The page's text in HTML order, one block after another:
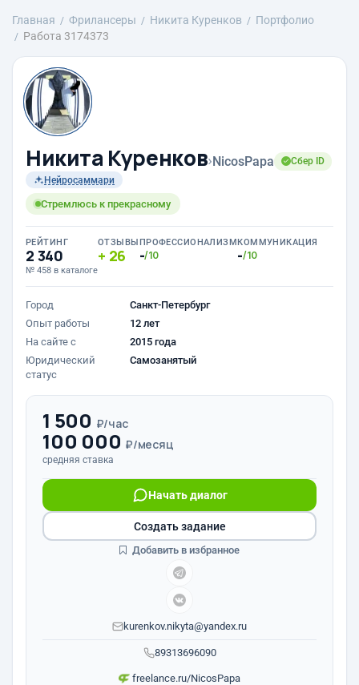
Главная Фрилансеры Никита Куренков
Портфолио
Работа 3174373
Никита Куренков›NicosPapa
Сбер ID
Нейросаммари
Стремлюсь к прекрасному
РЕЙТИНГ
2 340
№ 458 в каталоге
ОТЗЫВЫ
26
ПРОФЕССИОНАЛИЗМ
-/10
КОММУНИКАЦИЯ
-/10
Город
Санкт-Петербург
Опыт работы
12 лет
На сайте с
2015 года
Юридический
статус
Самозанятый
1 500 ₽/час
100 000 ₽/месяц
средняя ставка
89313696090
Начать диалог
kurenkov.nikyta@yandex.ru
freelance.ru/NicosPapa
Создать задание
Добавить в избранное